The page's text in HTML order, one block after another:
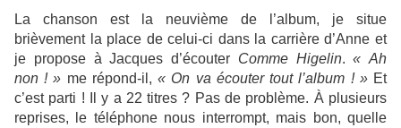
La chanson est la neuvième de l’album, je situe
brièvement la place de celui-ci dans la carrière d’Anne et
je propose à Jacques d’écouter Comme Higelin.« Ah
non ! » me répond-il,« On va écouter tout l’album ! »Et
c’est parti ! Il y a 22 titres ? Pas de problème. À plusieurs
reprises, le téléphone nous interrompt, mais bon, quelle